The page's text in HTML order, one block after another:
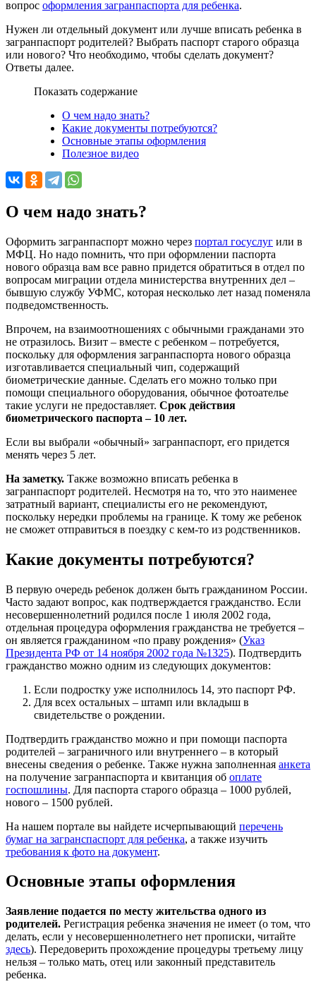
вопрос оформления загранпаспорта для ребенка.
Нужен ли отдельный документ или лучше вписать ребенка в
загранпаспорт родителей? Выбрать паспорт старого образца
или нового? Что необходимо, чтобы сделать документ?
Ответы далее.
Показать содержание
О чем надо знать?
Какие документы потребуются?
Основные этапы оформления
Полезное видео
О чем надо знать?
Оформить загранпаспорт можно через портал госуслуг или в
МФЦ. Но надо помнить, что при оформлении паспорта
нового образца вам все равно придется обратиться в отдел по
вопросам миграции отдела министерства внутренних дел –
бывшую службу УФМС, которая несколько лет назад поменяла
подведомственность.
Впрочем, на взаимоотношениях с обычными гражданами это
не отразилось. Визит – вместе с ребенком – потребуется,
поскольку для оформления загранпаспорта нового образца
изготавливается специальный чип, содержащий
биометрические данные. Сделать его можно только при
помощи специального оборудования, обычное фотоателье
такие услуги не предоставляет. Срок действия
биометрического паспорта – 10 лет.
Если вы выбрали «обычный» загранпаспорт, его придется
менять через 5 лет.
На заметку. Также возможно вписать ребенка в
загранпаспорт родителей. Несмотря на то, что это наименее
затратный вариант, специалисты его не рекомендуют,
поскольку нередки проблемы на границе. К тому же ребенок
не сможет отправиться в поездку с кем-то из родственников.
Какие документы потребуются?
В первую очередь ребенок должен быть гражданином России.
Часто задают вопрос, как подтверждается гражданство. Если
несовершеннолетний родился после 1 июля 2002 года,
отдельная процедура оформления гражданства не требуется –
он является гражданином «по праву рождения» (Указ
Президента РФ от 14 ноября 2002 года №1325). Подтвердить
гражданство можно одним из следующих документов:
Если подростку уже исполнилось 14, это паспорт РФ.
Для всех остальных – штамп или вкладыш в
свидетельстве о рождении.
Подтвердить гражданство можно и при помощи паспорта
родителей – заграничного или внутреннего – в который
внесены сведения о ребенке. Также нужна заполненная анкета
на получение загранпаспорта и квитанция об оплате
госпошлины. Для паспорта старого образца – 1000 рублей,
нового – 1500 рублей.
На нашем портале вы найдете исчерпывающий перечень
бумаг на загранспаспорт для ребенка, а также изучить
требования к фото на документ.
Основные этапы оформления
Заявление подается по месту жительства одного из
родителей. Регистрация ребенка значения не имеет (о том, что
делать, если у несовершеннолетнего нет прописки, читайте
здесь). Передоверить прохождение процедуры третьему лицу
нельзя – только мать, отец или законный представитель
ребенка.